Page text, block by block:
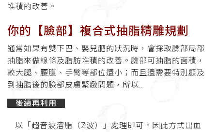
你的【臉部】複合式抽脂精雕規劃
通常如果有雙下巴、嬰兒肥的狀況時，會採取臉部局部
抽脂來做線條及脂肪堆積的改善。臉部可抽脂的面積，
較大腿、腰腹、手臂等部位還小；而且還需要特別顧及
到抽脂後的臉部皮膚緊緻問題，所以…
後續再利用
以「超音波溶脂（Z波）」處理即可。因此方式出血